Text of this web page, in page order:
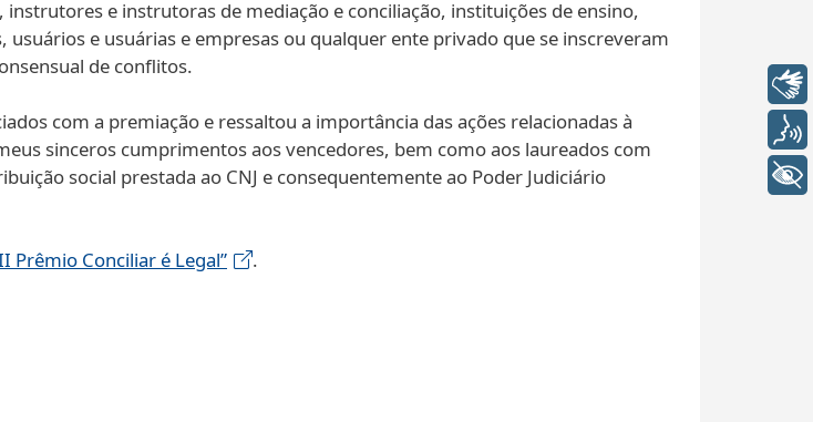
e instrutoras de mediação e conciliação, instituições de ensino,
e usuárias e empresas ou qualquer ente privado que se inscreveram
de conflitos.
com a premiação e ressaltou a importância das ações relacionadas à
sinceros cumprimentos aos vencedores, bem como aos laureados com
social prestada ao CNJ e consequentemente ao Poder Judiciário
Prêmio Conciliar é Legal” .